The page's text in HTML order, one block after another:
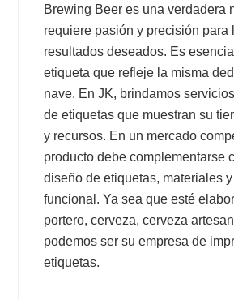
Brewing Beer es una verdadera
requiere pasión y precisión para
resultados deseados. Es
etiqueta que refleje la misma
nave. En JK, brindamos
de etiquetas que muestran su
y recursos. En un mercado
producto debe complementarse
diseño de etiquetas, materiales
funcional. Ya sea que esté
portero, cerveza, cerveza
podemos ser su empresa de
etiquetas.